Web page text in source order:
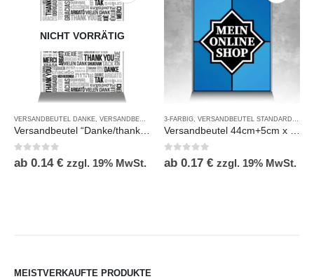
NICHT VORRÄTIG
VERSANDBEUTEL DANKE, VERSANDBEUTEL STANDARD MIT DRUCK
Versandbeutel “Danke/thank you” 50cm + 5cm x 40cm
out of 5
ab 0.14 € zzgl. 19% MwSt.
3-FARBIG, VERSANDBEUTEL STANDARD MIT DRUCK
Versandbeutel 44cm+5cm x 35cm, 3 farbig Coex
out of 5
ab 0.17 € zzgl. 19% MwSt.
MEISTVERKAUFTE PRODUKTE